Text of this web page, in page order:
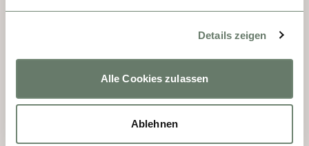
Details zeigen
Alle Cookies zulassen
Ablehnen
DÍA 6 - GREIN
Teatro Rococó, ubicado en el centro del
pintoresco casco antiguo y conservado